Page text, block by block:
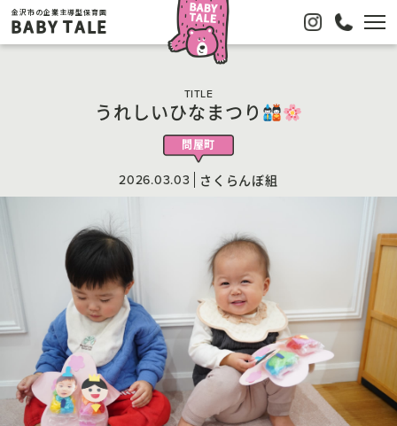
金沢市の企業主導型保育園
BABY TALE
TITLE
うれしいひなまつり
問屋町
2026.03.03 さくらんぼ組